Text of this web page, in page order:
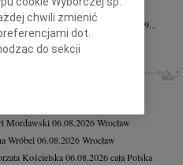
Decyk 12.06.2026Szczecin
smutkiem zawiadamiamy, że dnia 9...
Mordawski 06.08.2026Wrocław
Wróbel 06.08.2026Wrocław
Kościelska06.08.2026cała Polska
chwili zmienić
dot.
do sekcji
przeglądarki.
identyfikacji.
pomiar reklam i